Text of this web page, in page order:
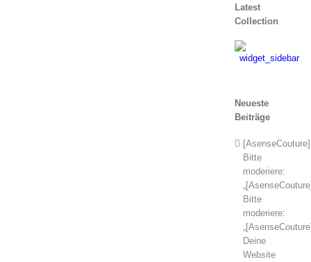
Latest
Collection
Neueste
Beiträge
[AsenseCouture]
Bitte
moderiere:
Bitte
moderiere:
Deine
Website